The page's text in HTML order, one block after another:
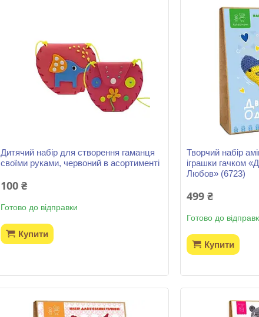
Дитячий набір для створення гаманця
своїми руками, червоний в асортименті
100 ₴
Готово до відправки
Купити
Творчий набір
іграшки гачком
Любов» (6723)
499 ₴
Готово до
Купити